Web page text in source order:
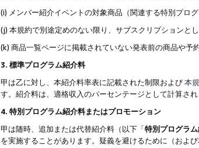
(i) メンバー紹介イベントの対象商品（関連する特別プロ
(j) 本規約で別途定めのない限り、サブスクリプションと
(k) 商品一覧ページに掲載されていない発表前の商品や予
3. 標準プログラム紹介料
甲は乙に対し、本紹介料率表に記載された制限および本
す。紹介料は、適格収入のパーセンテージとして計算され
4. 特別プログラム紹介料またはプロモーション
甲は随時、追加または代替紹介料（以下「特別プログラ
を実施することがあります。疑義を避けるために（およ